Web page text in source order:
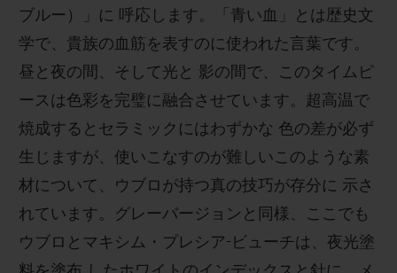
ブルー）」に 呼応します。「青い血」とは歴史文
学で、貴族の血筋を表すのに使われた言葉です。
昼と夜の間、そして光と 影の間で、このタイムピ
ースは色彩を完璧に融合させています。超高温で
焼成するとセラミックにはわずかな 色の差が必ず
生じますが、使いこなすのが難しいこのような素
材について、ウブロが持つ真の技巧が存分に 示さ
れています。グレーバージョンと同様、ここでも
ウブロとマキシム・プレシア-ビューチは、夜光塗